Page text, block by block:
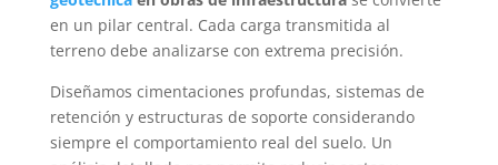
en un pilar central. Cada carga transmitida al
terreno debe analizarse con extrema precisión.
Diseñamos cimentaciones profundas, sistemas de
retención y estructuras de soporte considerando
siempre el comportamiento real del suelo. Un